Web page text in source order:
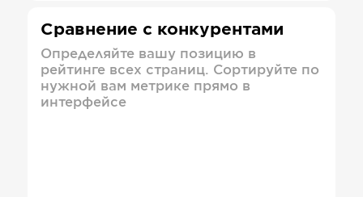
Сравнение с конкурентами
Определяйте вашу позицию в
рейтинге всех страниц. Сортируйте по
нужной вам метрике прямо в
интерфейсе